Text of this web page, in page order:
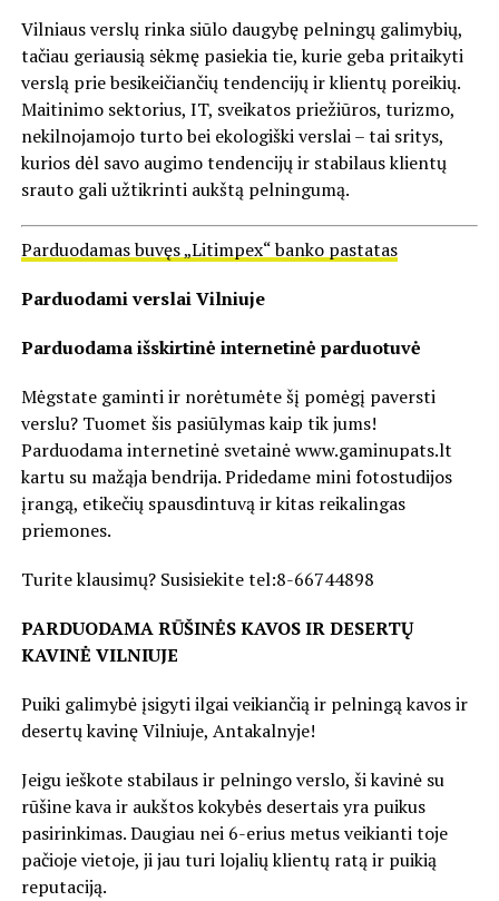
Vilniaus verslų rinka siūlo daugybę pelningų galimybių,
tačiau geriausią sėkmę pasiekia tie, kurie geba pritaikyti
verslą prie besikeičiančių tendencijų ir klientų poreikių.
Maitinimo sektorius, IT, sveikatos priežiūros, turizmo,
nekilnojamojo turto bei ekologiški verslai – tai sritys,
kurios dėl savo augimo tendencijų ir stabilaus klientų
srauto gali užtikrinti aukštą pelningumą.
Parduodamas buvęs „Litimpex“ banko pastatas
Parduodami verslai Vilniuje
Parduodama išskirtinė internetinė parduotuvė
Mėgstate gaminti ir norėtumėte šį pomėgį paversti
verslu? Tuomet šis pasiūlymas kaip tik jums!
Parduodama internetinė svetainė www.gaminupats.lt
kartu su mažąja bendrija. Pridedame mini fotostudijos
įrangą, etikečių spausdintuvą ir kitas reikalingas
priemones.
Turite klausimų? Susisiekite tel:8-66744898
PARDUODAMA RŪŠINĖS KAVOS IR DESERTŲ
KAVINĖ VILNIUJE
Puiki galimybė įsigyti ilgai veikiančią ir pelningą kavos ir
desertų kavinę Vilniuje, Antakalnyje!
Jeigu ieškote stabilaus ir pelningo verslo, ši kavinė su
rūšine kava ir aukštos kokybės desertais yra puikus
pasirinkimas. Daugiau nei 6-erius metus veikianti toje
pačioje vietoje, ji jau turi lojalių klientų ratą ir puikią
reputaciją.